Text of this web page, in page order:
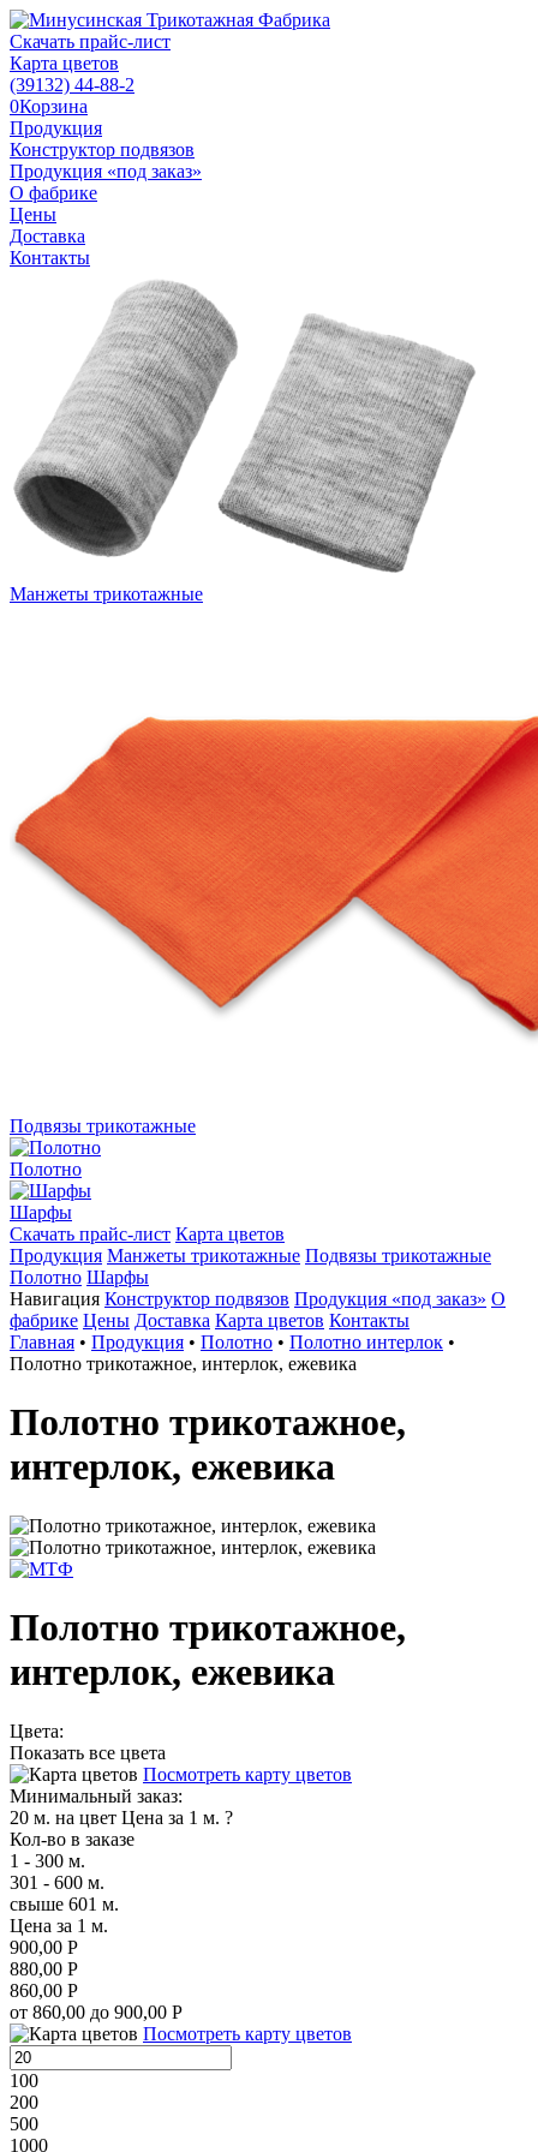
Скачать прайс-лист
Карта цветов
(39132) 44-88-2
0Корзина
Продукция
Конструктор подвязов
Продукция «под заказ»
О фабрике
Цены
Доставка
Контакты
Манжеты трикотажные
Подвязы трикотажные
Полотно
Шарфы
Скачать прайс-лист Карта цветов
Продукция Манжеты трикотажные Подвязы трикотажные
Полотно Шарфы
Навигация Конструктор подвязов Продукция «под заказ» О
фабрике Цены Доставка Карта цветов Контакты
Главная • Продукция • Полотно • Полотно интерлок •
Полотно трикотажное, интерлок, ежевика
Полотно трикотажное,
интерлок, ежевика
Полотно трикотажное,
интерлок, ежевика
Цвета:
Показать все цвета
Посмотреть карту цветов
Минимальный заказ:
20 м. на цвет Цена за 1 м. ?
Кол-во в заказе
1 - 300 м.
301 - 600 м.
свыше 601 м.
Цена за 1 м.
900,00 Р
880,00 Р
860,00 Р
от 860,00 до 900,00 Р
Посмотреть карту цветов
100
200
500
1000